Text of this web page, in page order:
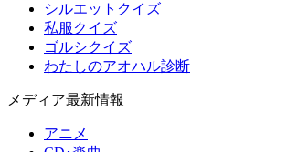
シルエットクイズ
私服クイズ
ゴルシクイズ
わたしのアオハル診断
メディア最新情報
アニメ